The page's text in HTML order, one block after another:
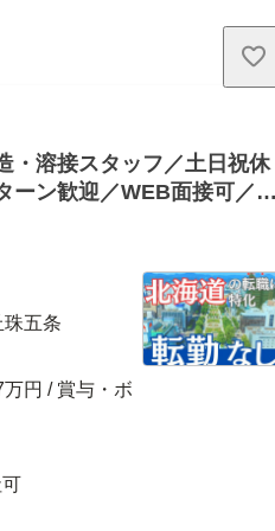
・溶接スタッフ／土日祝休
ーン歓迎／WEB面接可／
五条
円 / 賞与・ボ